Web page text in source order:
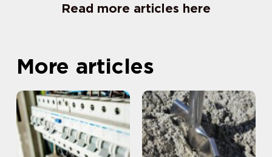
Read more articles here
More articles